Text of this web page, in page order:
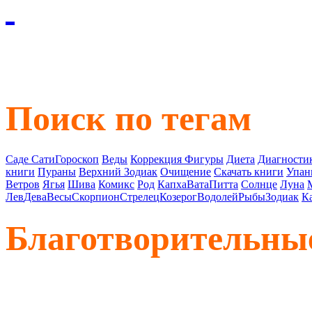
Поиск по тегам
Саде СатиГороскоп Веды Коррекция Фигуры Диета
книги Пураны Верхний Зодиак Очищение Скачать книги
Ветров Ягья Шива Комикс Род КапхаВатаПитта Солнце Луна
ЛевДеваВесыСкорпионСтрелецКозерогВодолейРыбыЗодиак